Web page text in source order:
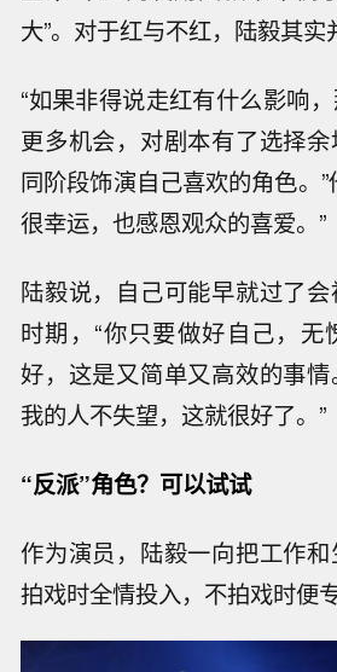
大”。对于红与不红，陆毅其实
“如果非得说走红有什么影响
更多机会，对剧本有了选择
同阶段饰演自己喜欢的角色。
很幸运，也感恩观众的喜爱。”
陆毅说，自己可能早就过了
时期，“你只要做好自己，无
好，这是又简单又高效的事
我的人不失望，这就很好了。”
“反派”角色？可以试试
作为演员，陆毅一向把工作和
拍戏时全情投入，不拍戏时便